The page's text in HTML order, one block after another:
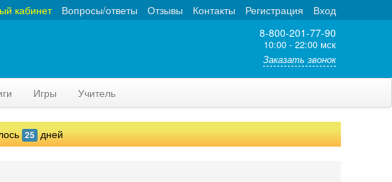
Вход
Регистрация
Контакты
Отзывы
Вопросы/ответы
кабинет
8-800-201-77-90
10:00 - 22:00 мск
Заказать звонок
Игры Учитель
25 дней